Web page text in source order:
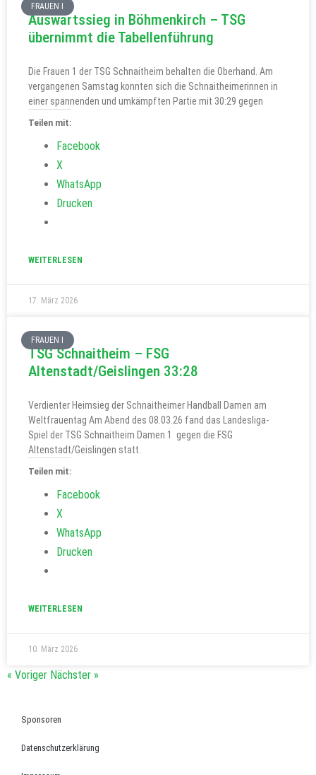
FRAUEN I
Auswärtssieg in Böhmenkirch – TSG
übernimmt die Tabellenführung
Die Frauen 1 der TSG Schnaitheim behalten die Oberhand. Am
vergangenen Samstag konnten sich die Schnaitheimerinnen in
einer spannenden und umkämpften Partie mit 30:29 gegen
Teilen mit:
Facebook
X
WhatsApp
Drucken
WEITERLESEN
17. März 2026
FRAUEN I
TSG Schnaitheim – FSG
Altenstadt/Geislingen 33:28
Verdienter Heimsieg der Schnaitheimer Handball Damen am
Weltfrauentag Am Abend des 08.03.26 fand das Landesliga-
Spiel der TSG Schnaitheim Damen 1 gegen die FSG
Altenstadt/Geislingen statt.
Teilen mit:
Facebook
X
WhatsApp
Drucken
WEITERLESEN
10. März 2026
« Voriger Nächster »
Sponsoren
Datenschutzerklärung